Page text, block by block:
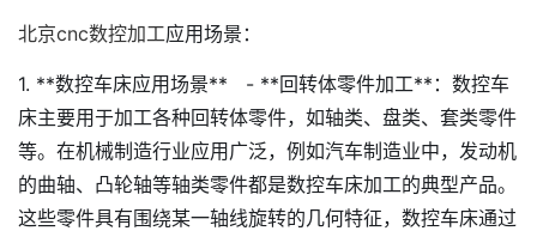
北京cnc数控加工应用场景：
1. **数控车床应用场景** - **回转体零件加工**：数控车
床主要用于加工各种回转体零件，如轴类、盘类、套类零件
等。在机械制造行业应用广泛，例如汽车制造业中，发动机
的曲轴、凸轮轴等轴类零件都是数控车床加工的典型产品。
这些零件具有围绕某一轴线旋转的几何特征，数控车床通过